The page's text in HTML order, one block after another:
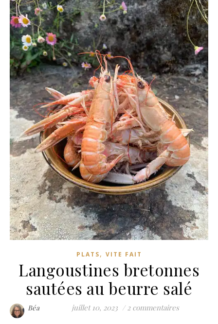
PLATS, VITE FAIT
Langoustines bretonnes
sautées au beurre salé
Béa juillet 10, 2023 / 2 commentaires